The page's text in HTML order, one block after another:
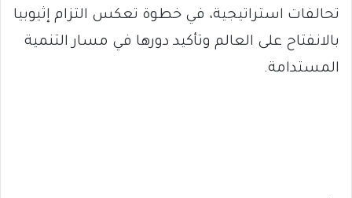
تحالفات استراتيجية، في خطوة تعكس التزام إثيوبيا
بالانفتاح على العالم وتأكيد دورها في مسار التنمية
المستدامة.